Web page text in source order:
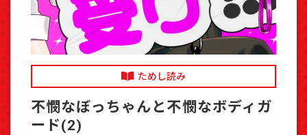
ためし読み
不憫なぼっちゃんと不憫なボディガ
ード(2)